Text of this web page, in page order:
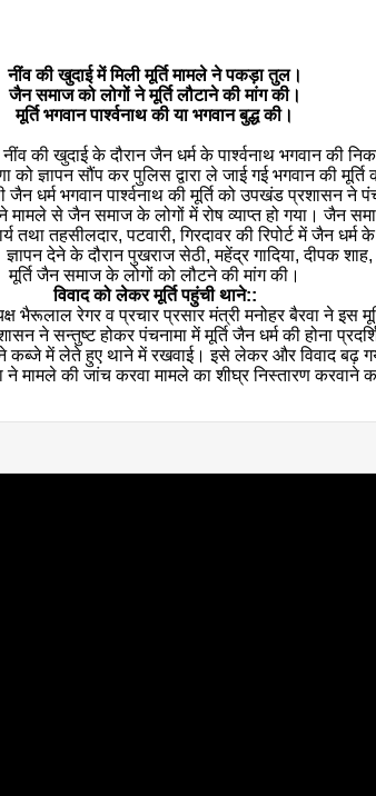
नींव की खुदाई में मिली मूर्ति मामले ने पकड़ा तुल।
जैन समाज को लोगों ने मूर्ति लौटाने की मांग की।
मूर्ति भगवान पार्श्वनाथ की या भगवान बुद्ध की।
की खुदाई के दौरान जैन धर्म के पार्श्वनाथ भगवान की
ज्ञापन सौंप कर पुलिस द्वारा ले जाई गई भगवान की मूर्ति
धर्म भगवान पार्श्वनाथ की मूर्ति को उपखंड प्रशासन ने
से जैन समाज के लोगों में रोष व्याप्त हो गया। जैन
तहसीलदार, पटवारी, गिरदावर की रिपोर्ट में जैन
देने के दौरान पुखराज सेठी, महेंद्र गादिया, दीपक
मूर्ति जैन समाज के लोगों को लौटने की मांग की।
विवाद को लेकर मूर्ति पहुंची थाने::
भैरूलाल रेगर व प्रचार प्रसार मंत्री मनोहर बैरवा ने इस
ने सन्तुष्ट होकर पंचनामा में मूर्ति जैन धर्म की होना
कब्जे में लेते हुए थाने में रखवाई। इसे लेकर और विवाद बढ़
मामले की जांच करवा मामले का शीघ्र निस्तारण करवाने